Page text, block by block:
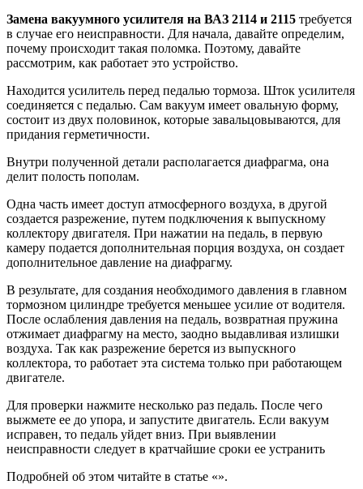
Замена вакуумного усилителя на ВАЗ 2114 и 2115 требуется
в случае его неисправности. Для начала, давайте определим,
почему происходит такая поломка. Поэтому, давайте
рассмотрим, как работает это устройство.
Находится усилитель перед педалью тормоза. Шток усилителя
соединяется с педалью. Сам вакуум имеет овальную форму,
состоит из двух половинок, которые завальцовываются, для
придания герметичности.
Внутри полученной детали располагается диафрагма, она
делит полость пополам.
Одна часть имеет доступ атмосферного воздуха, в другой
создается разрежение, путем подключения к выпускному
коллектору двигателя. При нажатии на педаль, в первую
камеру подается дополнительная порция воздуха, он создает
дополнительное давление на диафрагму.
В результате, для создания необходимого давления в главном
тормозном цилиндре требуется меньшее усилие от водителя.
После ослабления давления на педаль, возвратная пружина
отжимает диафрагму на место, заодно выдавливая излишки
воздуха. Так как разрежение берется из выпускного
коллектора, то работает эта система только при работающем
двигателе.
Для проверки нажмите несколько раз педаль. После чего
выжмете ее до упора, и запустите двигатель. Если вакуум
исправен, то педаль уйдет вниз. При выявлении
неисправности следует в кратчайшие сроки ее устранить
Подробней об этом читайте в статье «».